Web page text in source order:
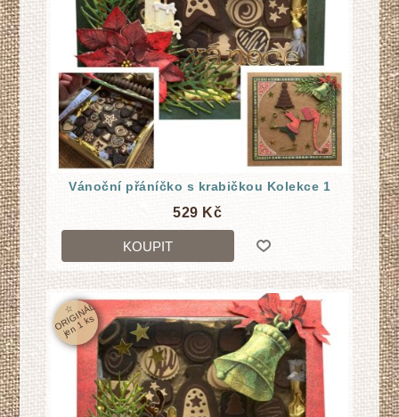
Vánoční přáníčko s krabičkou Kolekce 1
529 Kč
KOUPIT
☆
O
RI
GI
N
Á
L
j
e
n
1
k
s